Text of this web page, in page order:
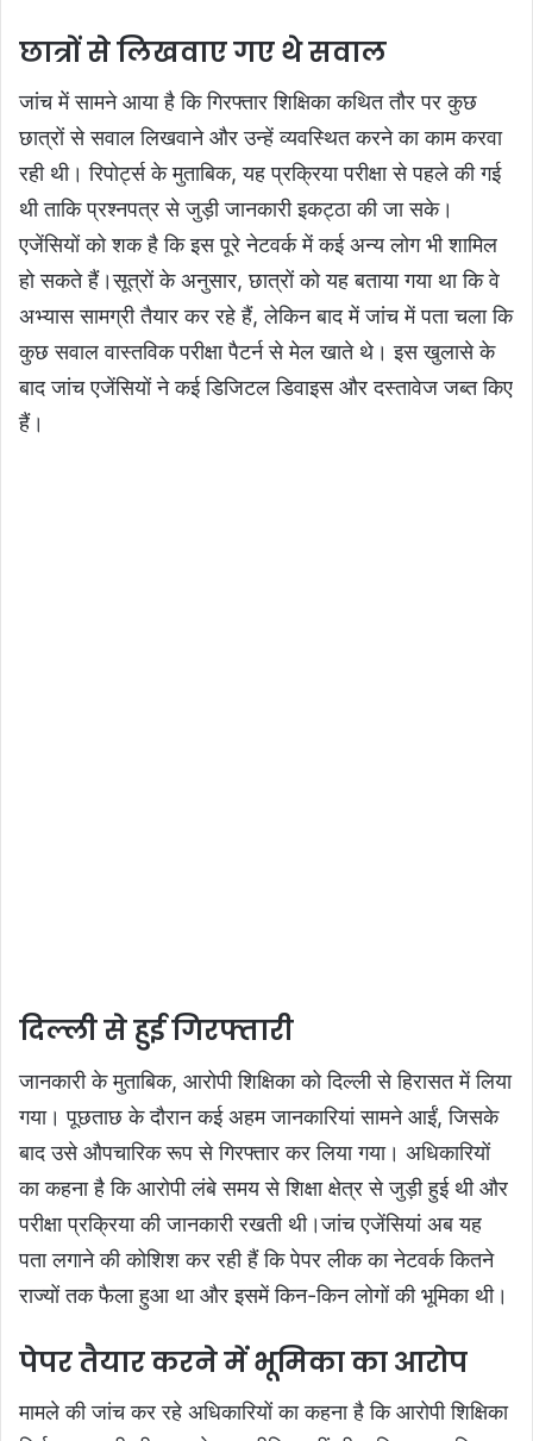
छात्रों से लिखवाए गए थे सवाल
जांच में सामने आया है कि गिरफ्तार शिक्षिका कथित तौर पर कुछ
छात्रों से सवाल लिखवाने और उन्हें व्यवस्थित करने का काम करवा
रही थी। रिपोर्ट्स के मुताबिक, यह प्रक्रिया परीक्षा से पहले की गई
थी ताकि प्रश्नपत्र से जुड़ी जानकारी इकट्ठा की जा सके।
एजेंसियों को शक है कि इस पूरे नेटवर्क में कई अन्य लोग भी शामिल
हो सकते हैं।सूत्रों के अनुसार, छात्रों को यह बताया गया था कि वे
अभ्यास सामग्री तैयार कर रहे हैं, लेकिन बाद में जांच में पता चला कि
कुछ सवाल वास्तविक परीक्षा पैटर्न से मेल खाते थे। इस खुलासे के
बाद जांच एजेंसियों ने कई डिजिटल डिवाइस और दस्तावेज जब्त किए
हैं।
दिल्ली से हुई गिरफ्तारी
जानकारी के मुताबिक, आरोपी शिक्षिका को दिल्ली से हिरासत में लिया
गया। पूछताछ के दौरान कई अहम जानकारियां सामने आईं, जिसके
बाद उसे औपचारिक रूप से गिरफ्तार कर लिया गया। अधिकारियों
का कहना है कि आरोपी लंबे समय से शिक्षा क्षेत्र से जुड़ी हुई थी और
परीक्षा प्रक्रिया की जानकारी रखती थी।जांच एजेंसियां अब यह
पता लगाने की कोशिश कर रही हैं कि पेपर लीक का नेटवर्क कितने
राज्यों तक फैला हुआ था और इसमें किन-किन लोगों की भूमिका थी।
पेपर तैयार करने में भूमिका का आरोप
मामले की जांच कर रहे अधिकारियों का कहना है कि आरोपी शिक्षिका